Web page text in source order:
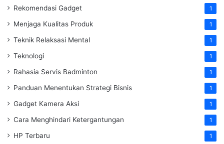
Rekomendasi Gadget 1
Menjaga Kualitas Produk 1
Teknik Relaksasi Mental 1
Teknologi 1
Rahasia Servis Badminton 1
Panduan Menentukan Strategi Bisnis 1
Gadget Kamera Aksi 1
Cara Menghindari Ketergantungan 1
HP Terbaru 1